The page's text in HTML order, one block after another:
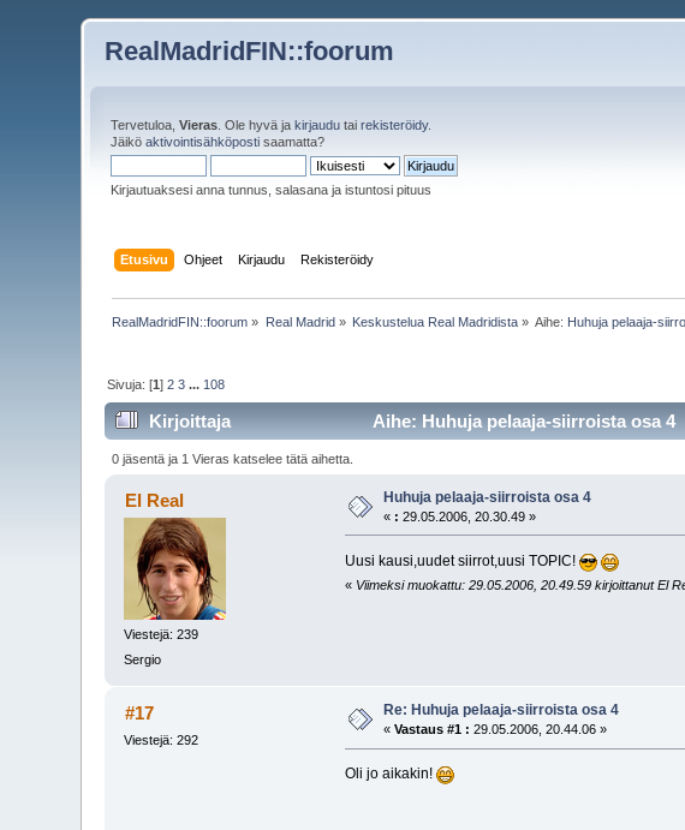
RealMadridFIN::foorum
Tervetuloa,Vieras . Ole hyvä jakirjaudu tairekisteröidy.
Jäiköaktivointisähköposti saamatta?
Kirjautuaksesi anna tunnus, salasana ja istuntosi pituus
Etusivu Ohjeet Kirjaudu Rekisteröidy
RealMadridFIN::foorum » Real Madrid» Keskustelua Real Madridista » Aihe: Huhuja pelaaja-
Sivuja: [1]2 3 ... 108
Kirjoittaja Aihe: Huhuja pelaaja-siirroista osa 4
0 jäsentä ja 1 Vieras katselee tätä aihetta.
El Real
Viestejä: 239
Sergio
Huhuja pelaaja-siirroista osa 4
« : 29.05.2006, 20.30.49 »
Uusi kausi,uudet siirrot,uusi TOPIC!
« Viimeksi muokattu: 29.05.2006, 20.49.59 kirjoittanut El
#17
Viestejä: 292
Re: Huhuja pelaaja-siirroista osa 4
«Vastaus #1 : 29.05.2006, 20.44.06 »
Oli jo aikakin!